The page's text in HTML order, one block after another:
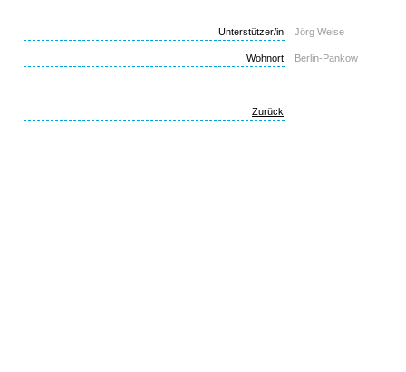
Unterstützer/in Jörg Weise
Wohnort Berlin-Pankow
Zurück